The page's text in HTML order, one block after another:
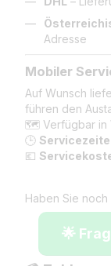
Adresse
Mobiler
Auf Wunsch
führen den
🗺️ Verfügbar in
🕒
💶
Haben Sie
🌟